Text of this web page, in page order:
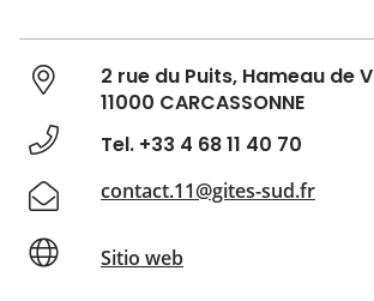
2 rue du Puits, Hameau de
11000 CARCASSONNE
Tel. +33 4 68 11 40 70
contact.11@gites-sud.fr
Sitio web